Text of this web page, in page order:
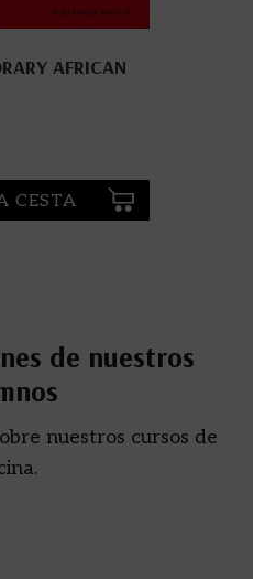
AFRICAN
CESTA
de nuestros
nuestros cursos de